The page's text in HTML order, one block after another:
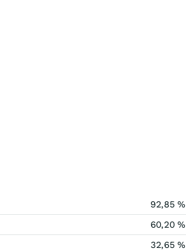
92,85 %
60,20 %
32,65 %